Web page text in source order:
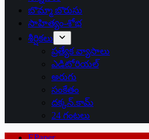
బొమ్మా బొరుసు
సాహిత్యం-శోభ
శీర్షికలు
ప్రత్యేక వ్యాసాలు
ఎడిటోరియల్
అరుగు
సంకేతం
దక్కన్.కామ్
24 గంటలు